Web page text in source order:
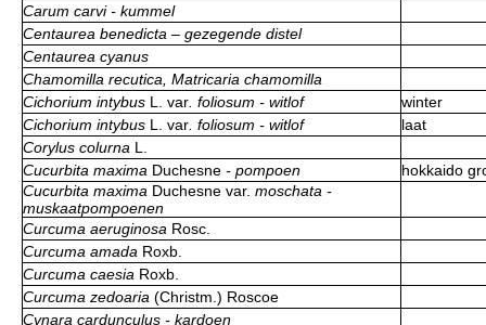
Carum carvi - kummel
Centaurea benedicta – gezegende distel
Centaurea cyanus
Chamomilla recutica, Matricaria chamomilla
Cichorium intybus L. var . foliosum - witlof
winter
Cichorium intybus L. var . foliosum - witlof
laat
Corylus colurna L.
Cucurbita maxima Duchesne - pompoen
hokkaido
Cucurbita maxima Duchesne var. moschata -
muskaatpompoenen
Curcuma aeruginosa Rosc.
Curcuma amada Roxb.
Curcuma caesia Roxb.
Curcuma zedoaria (Christm.) Roscoe
Cynara cardunculus - kardoen